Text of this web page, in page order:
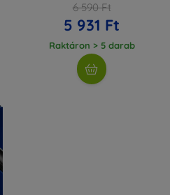
6 590 Ft
5 931 Ft
Raktáron > 5 darab